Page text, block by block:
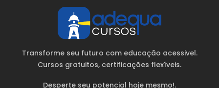
Transforme seu futuro com educação acessivel.
Cursos gratuitos, certificações flexíveis.
Desperte seu potencial hoje mesmo!.